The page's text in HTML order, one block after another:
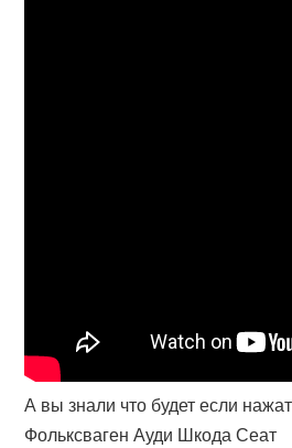
А вы знали что будет если
Фольксваген Ауди Шкода Сеат